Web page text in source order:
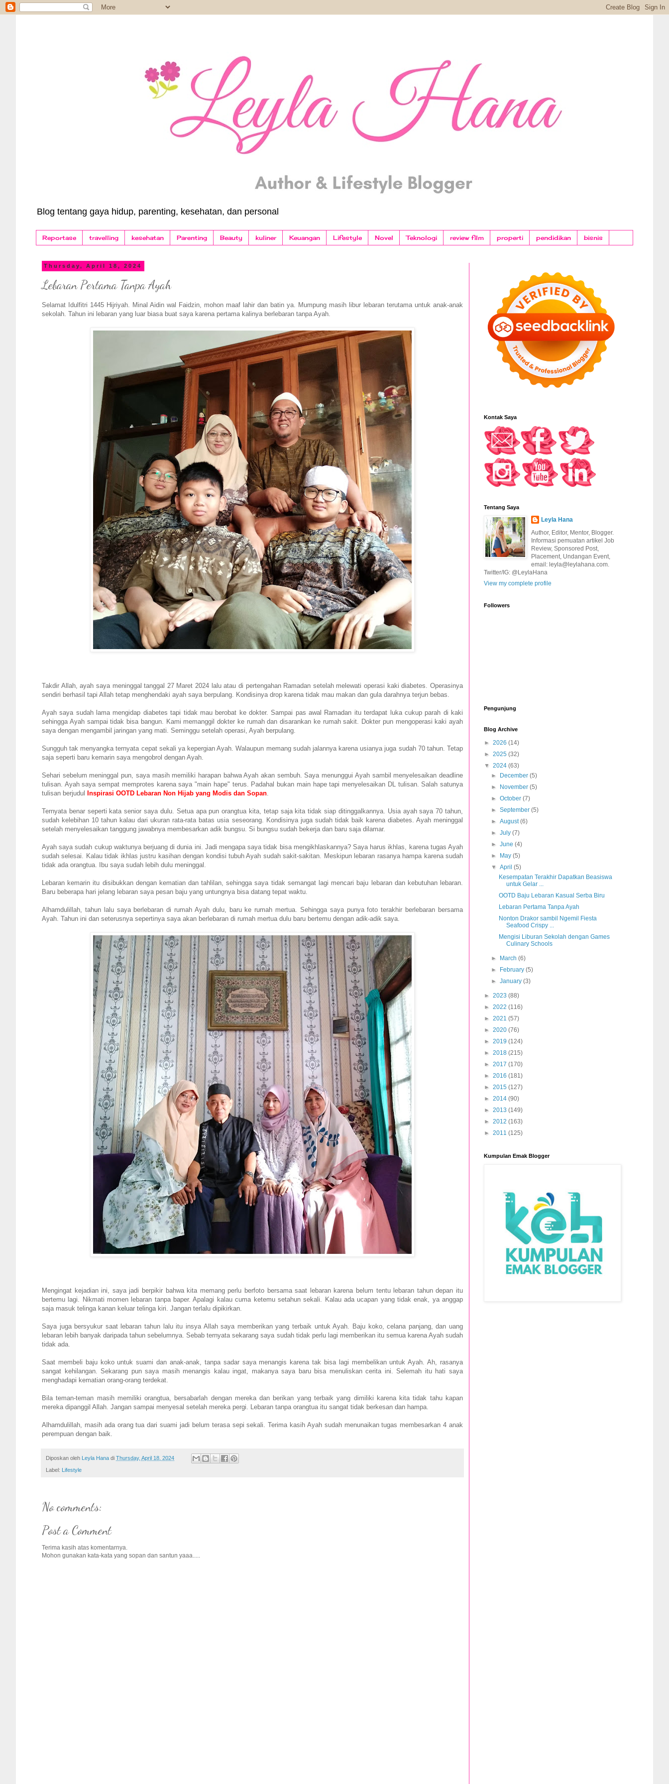
Blog tentang gaya hidup, parenting, kesehatan, dan personal
Reportase travelling kesehatan Parenting Beauty kuliner Keuangan Lifestyle Novel Teknologi review film properti pendidikan bisnis
Thursday, April 18, 2024
Lebaran Pertama Tanpa Ayah
Selamat Idulfitri 1445 Hijriyah. Minal Aidin wal Faidzin, mohon maaf lahir dan batin ya. Mumpung masih libur lebaran terutama untuk anak-anak
sekolah. Tahun ini lebaran yang luar biasa buat saya karena pertama kalinya berlebaran tanpa Ayah.
Takdir Allah, ayah saya meninggal tanggal 27 Maret 2024 lalu atau di pertengahan Ramadan setelah melewati operasi kaki diabetes. Operasinya
sendiri berhasil tapi Allah tetap menghendaki ayah saya berpulang. Kondisinya drop karena tidak mau makan dan gula darahnya terjun bebas.
Ayah saya sudah lama mengidap diabetes tapi tidak mau berobat ke dokter. Sampai pas awal Ramadan itu terdapat luka cukup parah di kaki
sehingga Ayah sampai tidak bisa bangun. Kami memanggil dokter ke rumah dan disarankan ke rumah sakit. Dokter pun mengoperasi kaki ayah
saya dengan mengambil jaringan yang mati. Seminggu setelah operasi, Ayah berpulang.
Sungguh tak menyangka ternyata cepat sekali ya kepergian Ayah. Walaupun memang sudah jalannya karena usianya juga sudah 70 tahun. Tetap
saja seperti baru kemarin saya mengobrol dengan Ayah.
Sehari sebelum meninggal pun, saya masih memiliki harapan bahwa Ayah akan sembuh. Saya menunggui Ayah sambil menyelesaikan deadline
tulisan. Ayah saya sempat memprotes karena saya "main hape" terus. Padahal bukan main hape tapi menyelesaikan DL tulisan. Salah satunya
tulisan berjudul Inspirasi OOTD Lebaran Non Hijab yang Modis dan Sopan
Ternyata benar seperti kata senior saya dulu. Setua apa pun orangtua kita, tetap saja kita tidak siap ditinggalkannya. Usia ayah saya 70 tahun,
sudah kelebihan 10 tahun kalau dari ukuran rata-rata batas usia seseorang. Kondisinya juga sudah tidak baik karena diabetes. Ayah meninggal
setelah menyelesaikan tanggung jawabnya membesarkan adik bungsu. Si bungsu sudah bekerja dan baru saja dilamar.
Ayah saya sudah cukup waktunya berjuang di dunia ini. Jadi mengapa saya tidak bisa mengikhlaskannya? Saya harus ikhlas, karena tugas Ayah
sudah selesai. Kalau tidak ikhlas justru kasihan dengan kondisi tubuh Ayah sudah sakit-sakitan. Meskipun lebaran rasanya hampa karena sudah
tidak ada orangtua. Ibu saya sudah lebih dulu meninggal.
Lebaran kemarin itu disibukkan dengan kematian dan tahlilan, sehingga saya tidak semangat lagi mencari baju lebaran dan kebutuhan lebaran.
Baru beberapa hari jelang lebaran saya pesan baju yang untungnya bisa datang tepat waktu.
Alhamdulillah, tahun lalu saya berlebaran di rumah Ayah dulu, baru ke rumah mertua. Sehingga saya punya foto terakhir berlebaran bersama
Ayah. Tahun ini dan seterusnya sepertinya saya akan berlebaran di rumah mertua dulu baru bertemu dengan adik-adik saya.
Mengingat kejadian ini, saya jadi berpikir bahwa kita memang perlu berfoto bersama saat lebaran karena belum tentu lebaran tahun depan itu
bertemu lagi. Nikmati momen lebaran tanpa baper. Apalagi kalau cuma ketemu setahun sekali. Kalau ada ucapan yang tidak enak, ya anggap
saja masuk telinga kanan keluar telinga kiri. Jangan terlalu dipikirkan.
Saya juga bersyukur saat lebaran tahun lalu itu insya Allah saya memberikan yang terbaik untuk Ayah. Baju koko, celana panjang, dan uang
lebaran lebih banyak daripada tahun sebelumnya. Sebab ternyata sekarang saya sudah tidak perlu lagi memberikan itu semua karena Ayah sudah
tidak ada.
Saat membeli baju koko untuk suami dan anak-anak, tanpa sadar saya menangis karena tak bisa lagi membelikan untuk Ayah. Ah, rasanya
sangat kehilangan. Sekarang pun saya masih menangis kalau ingat, makanya saya baru bisa menuliskan cerita ini. Selemah itu hati saya
menghadapi kematian orang-orang terdekat.
Bila teman-teman masih memiliki orangtua, bersabarlah dengan mereka dan berikan yang terbaik yang dimiliki karena kita tidak tahu kapan
mereka dipanggil Allah. Jangan sampai menyesal setelah mereka pergi. Lebaran tanpa orangtua itu sangat tidak berkesan dan hampa.
Alhamdulillah, masih ada orang tua dari suami jadi belum terasa sepi sekali. Terima kasih Ayah sudah menunaikan tugas membesarkan 4 anak
perempuan dengan baik.
Diposkan oleh Leyla Hana di Thursday, April 18, 2024
Label: Lifestyle
No comments:
Post a Comment
Terima kasih atas komentarnya.
Mohon gunakan kata-kata yang sopan dan santun yaaa.....
Kontak Saya
Tentang Saya
Leyla Hana
Author, Editor, Mentor, Blogger.
Informasi pemuatan artikel Job
Review, Sponsored Post,
Placement, Undangan Event,
email: leyla@leylahana.com.
Twitter/IG: @LeylaHana
View my complete profile
Followers
Pengunjung
Blog Archive
► 2026 (14)
► 2025 (32)
▼ 2024 (63)
►
December(5)
►
November(5)
►October(7)
►September(5)
►August(6)
►July(7)
►June(4)
►
May(5)
▼April(5)
Kesempatan Terakhir Dapatkan Beasiswa
untuk Gelar ...
OOTD Baju Lebaran Kasual Serba Biru
Lebaran Pertama Tanpa Ayah
Nonton Drakor sambil Ngemil Fiesta
Seafood Crispy ...
Mengisi Liburan Sekolah dengan Games
Culinary Schools
► March(6)
►
February(5)
►January(3)
► 2023 (88)
► 2022 (116)
► 2021 (57)
► 2020 (76)
► 2019 (124)
► 2018 (215)
► 2017 (170)
► 2016 (181)
► 2015 (127)
► 2014 (90)
► 2013 (149)
► 2012 (163)
► 2011 (125)
Kumpulan Emak Blogger